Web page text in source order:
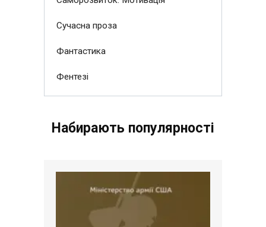
Сучасна проза
Фантастика
Фентезі
Набирають популярності